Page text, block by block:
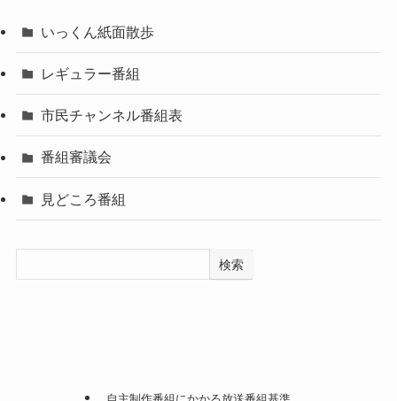
いっくん紙面散歩
レギュラー番組
市民チャンネル番組表
番組審議会
見どころ番組
検索